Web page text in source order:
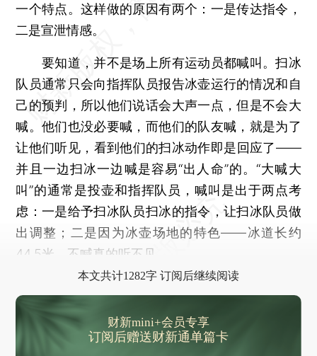
一个特点。这样做的原因有两个：一是传达指令，
二是宣泄情感。
要知道，并不是场上所有运动员都喊叫。扫冰
队员通常只会向指挥队员报告冰壶运行的情况和自
己的预判，所以他们说话会大声一点，但是不会大
喊。他们也没必要喊，而他们的队友喊，就是为了
让他们听见，看到他们的扫冰动作即是回应了——
并且一边扫冰一边喊是容易“出人命”的。“大喊大
叫”的通常是投壶和指挥队员，喊叫是出于两点考
虑：一是给予扫冰队员扫冰的指令，让扫冰队员做
出调整；二是因为冰壶场地的特色——冰道长约
44.5米，不喊真的听不见。
本文共计1282字 订阅后继续阅读
财新mini+会员专享
订阅后赠送财新通单篇卡